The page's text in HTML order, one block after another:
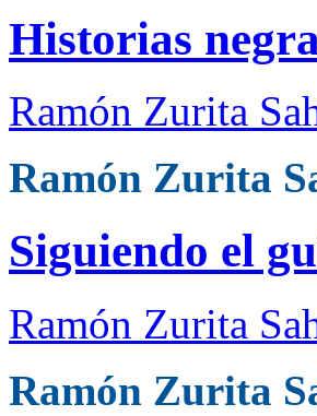
Historias
Ramón Zurita
Ramón Zurita
Siguiendo el
Ramón Zurita
Ramón Zurita